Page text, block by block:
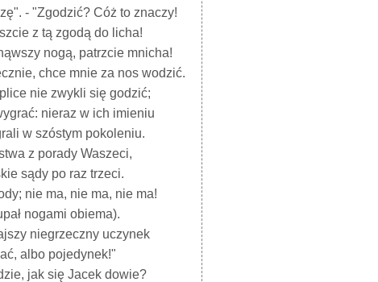
- "Zgodzić? Cóż to znaczy!
z tą zgodą do licha!
nogą, patrzcie mnicha!
chce mnie za nos wodzić.
nie zwykli się godzić;
nieraz w ich imieniu
w szóstym pokoleniu.
z porady Waszeci,
sądy po raz trzeci.
nie ma, nie ma, nie ma!
nogami obiema).
niegrzeczny uczynek
albo pojedynek!"
jak się Jacek dowie?